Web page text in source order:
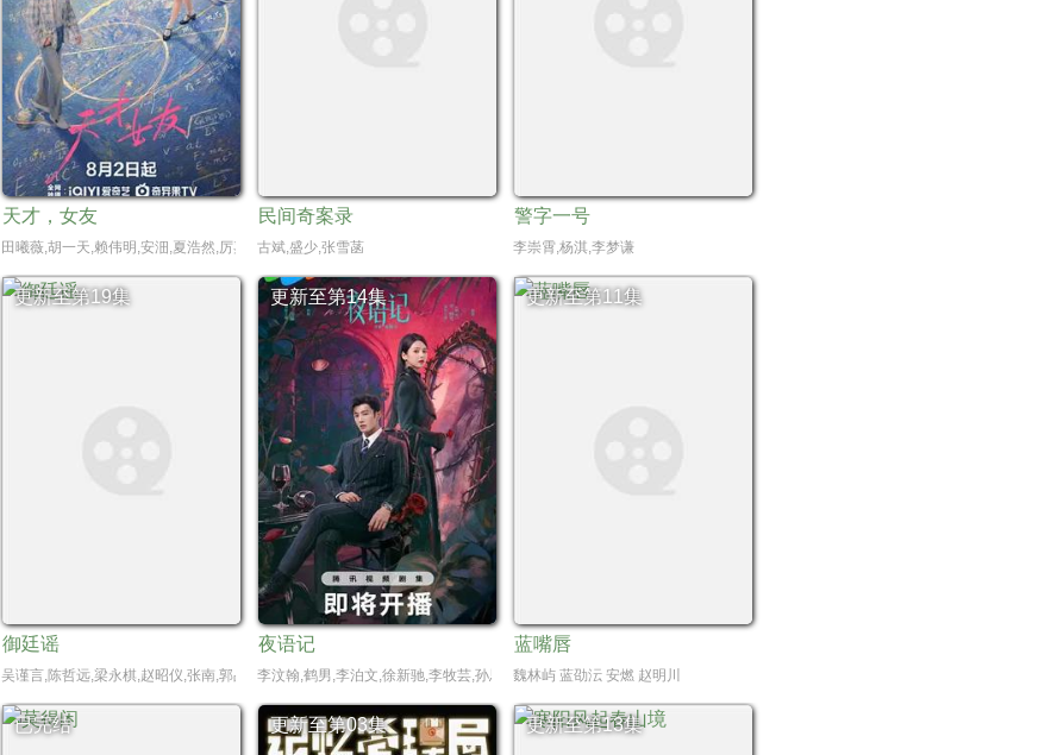
天才，女友
田曦薇,胡一天,赖伟明,安沺,夏浩然,厉嘉琪,孙梦秋,李佑川,邬家楷
民间奇案录
古斌,盛少,张雪菡
警字一号
李崇霄,杨淇,李梦谦
更新至第19集
御廷谣
吴谨言,陈哲远,梁永棋,赵昭仪,张南,郭品超,盛一伦,吴岱融,黄祖鑫,宋麒
更新至第14集
夜语记
李汶翰,鹤男,李泊文,徐新驰,李牧芸,孙思凡,郭天祺
更新至第11集
蓝嘴唇
魏林屿 蓝劭沄 安燃 赵明川
已完结 更新至第03集 更新至第13集